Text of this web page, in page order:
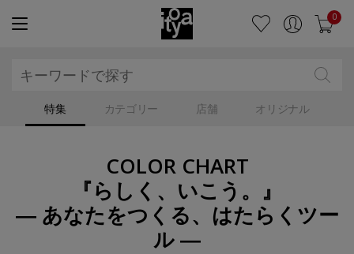
0
特集 カテゴリー 店舗 オリジナル
COLOR CHART
『らしく、いこう。』
― あなたをつくる、はたらくツー
ル ―